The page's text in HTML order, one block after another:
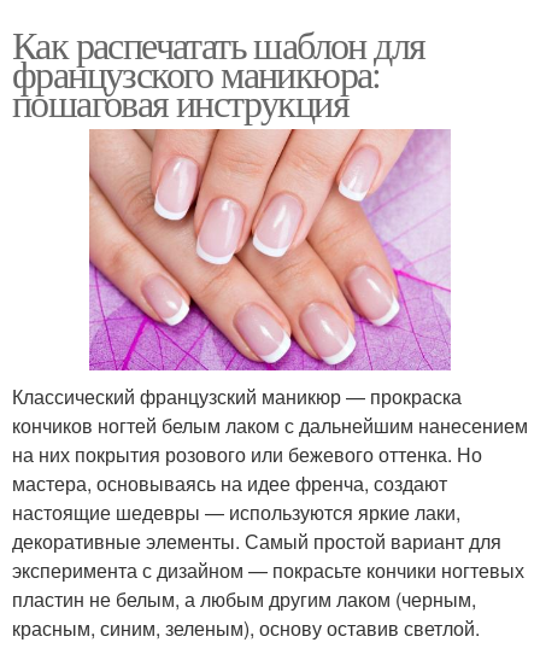
Как распечатать шаблон для
французского маникюра:
пошаговая инструкция
Классический французский маникюр — прокраска
кончиков ногтей белым лаком с дальнейшим нанесением
на них покрытия розового или бежевого оттенка. Но
мастера, основываясь на идее френча, создают
настоящие шедевры — используются яркие лаки,
декоративные элементы. Самый простой вариант для
эксперимента с дизайном — покрасьте кончики ногтевых
пластин не белым, а любым другим лаком (черным,
красным, синим, зеленым), основу оставив светлой.